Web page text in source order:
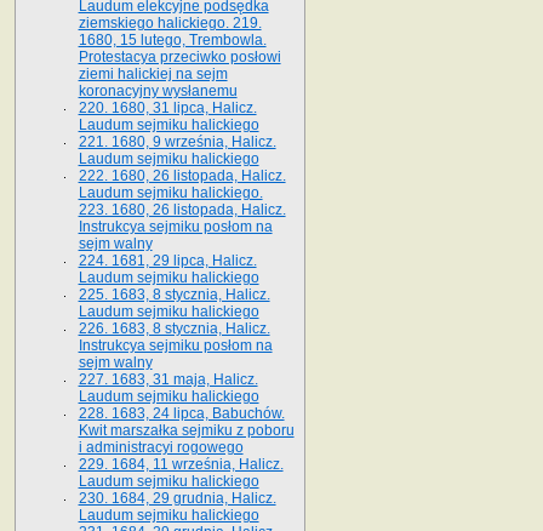
Laudum elekcyjne podsędka
ziemskiego halickiego. 219.
1680, 15 lutego, Trembowla.
Protestacya przeciwko posłowi
ziemi halickiej na sejm
koronacyjny wysłanemu
220. 1680, 31 lipca, Halicz.
Laudum sejmiku halickiego
221. 1680, 9 września, Halicz.
Laudum sejmiku halickiego
222. 1680, 26 listopada, Halicz.
Laudum sejmiku halickiego.
223. 1680, 26 listopada, Halicz.
Instrukcya sejmiku posłom na
sejm walny
224. 1681, 29 lipca, Halicz.
Laudum sejmiku halickiego
225. 1683, 8 stycznia, Halicz.
Laudum sejmiku halickiego
226. 1683, 8 stycznia, Halicz.
Instrukcya sejmiku posłom na
sejm walny
227. 1683, 31 maja, Halicz.
Laudum sejmiku halickiego
228. 1683, 24 lipca, Babuchów.
Kwit marszałka sejmiku z poboru
i administracyi rogowego
229. 1684, 11 września, Halicz.
Laudum sejmiku halickiego
230. 1684, 29 grudnia, Halicz.
Laudum sejmiku halickiego